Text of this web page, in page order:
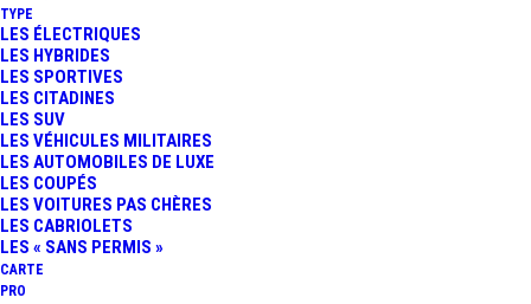
TYPE
LES ÉLECTRIQUES
LES HYBRIDES
LES SPORTIVES
LES CITADINES
LES SUV
LES VÉHICULES MILITAIRES
LES AUTOMOBILES DE LUXE
LES COUPÉS
LES VOITURES PAS CHÈRES
LES CABRIOLETS
LES « SANS PERMIS »
CARTE
PRO
AUDI A6 ALLROAD
QUATTRO: LA
NOUVELLE VERSION
DÉVOILÉE